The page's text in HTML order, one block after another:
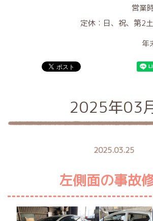
営業
定休：日、祝、第2
年
2025年03
2025.03.25
左側面の事故